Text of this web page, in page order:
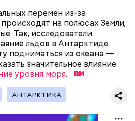
перемен из-за
на полюсах Земли,
Так, исследователи
льдов в Антарктиде
подниматься из океана —
значительное влияние
уровня моря.
АНТАРКТИКА
Атака хищника: ихтиолог
объяснил, почему акулы
нападают на человека
море и получили порез или
даже небольшое
до полутора
в воде, сразу же
больше облучаетесь, чем в
территории в течение
— констатировал он.
Расулмухамедов.
что любая информация,
экологии и ядерной
раз задуматься о том,
вечен и только в наших
продлить жизнь себе и